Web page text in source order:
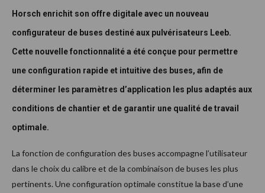
Horsch enrichit son offre digitale avec un nouveau
configurateur de buses destiné aux pulvérisateurs Leeb.
Cette nouvelle fonctionnalité a été conçue pour permettre
une configuration rapide et intuitive des buses, afin de
déterminer les paramètres d’application les plus adaptés aux
conditions de chantier et de garantir une qualité de travail
optimale.
La fonction de configuration des buses accompagne l’utilisateur
dans le choix du calibre et de la combinaison de buses les plus
pertinents. Une configuration optimale constitue la base d’une